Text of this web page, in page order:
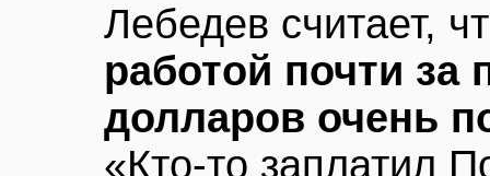
Лебедев считает,
работой почти за
долларов очень
«Кто-то заплатил